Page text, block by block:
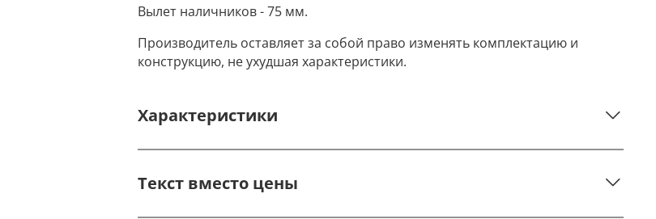
Вылет наличников - 75 мм.
Производитель оставляет за собой право изменять комплектацию и
конструкцию, не ухудшая характеристики.
Характеристики
Текст вместо цены